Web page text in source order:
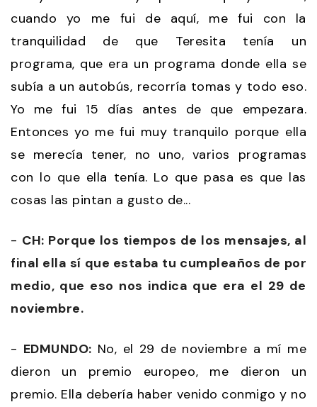
cuando yo me fui de aquí, me fui con la
tranquilidad de que Teresita tenía un
programa, que era un programa donde ella se
subía a un autobús, recorría tomas y todo eso.
Yo me fui 15 días antes de que empezara.
Entonces yo me fui muy tranquilo porque ella
se merecía tener, no uno, varios programas
con lo que ella tenía. Lo que pasa es que las
cosas las pintan a gusto de...
- CH: Porque los tiempos de los mensajes, al
final ella sí que estaba tu cumpleaños de por
medio, que eso nos indica que era el 29 de
noviembre.
- EDMUNDO: No, el 29 de noviembre a mí me
dieron un premio europeo, me dieron un
premio. Ella debería haber venido conmigo y no